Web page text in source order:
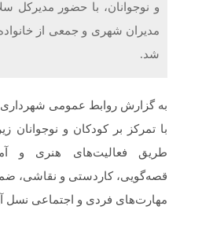
و نوجوانان، با حضور مدیرکل
شد.
طریق فعالیت‌های هنری و
قصه‌گویی، کاردستی و نقاشی،
مهارت‌های فردی و اجتماعی نسل